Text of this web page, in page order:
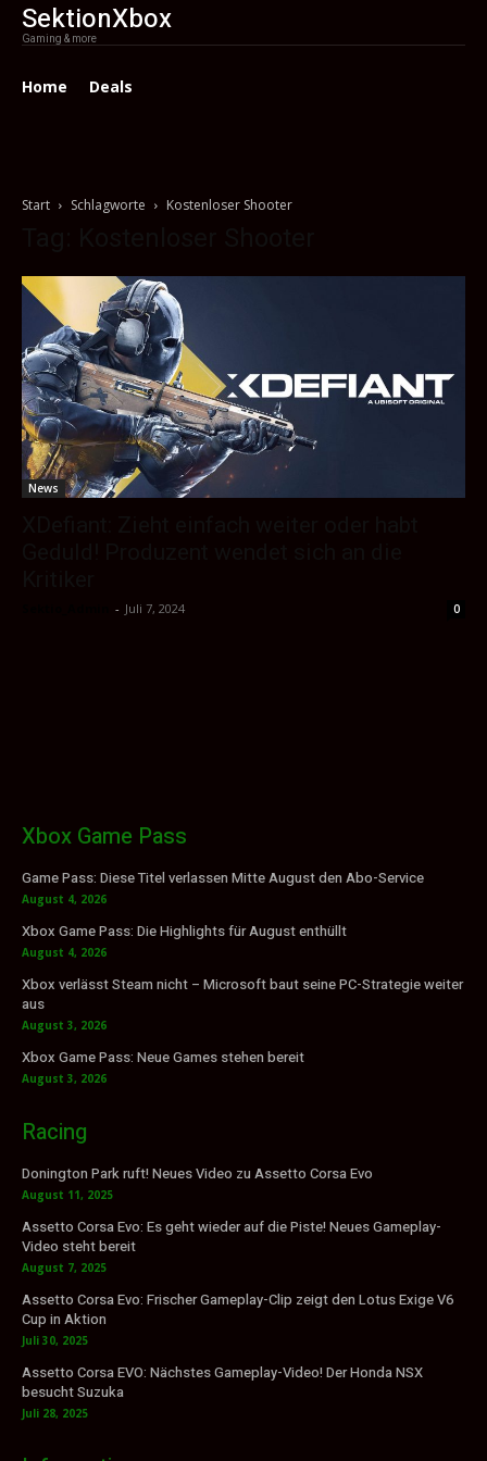
SektionXbox
Gaming & more
Home Deals
Start Schlagworte Kostenloser Shooter
News
- Juli 7, 2024 0
Xbox Game Pass
Game Pass: Diese Titel verlassen Mitte August den Abo-Service
August 4, 2026
Xbox Game Pass: Die Highlights für August enthüllt
August 4, 2026
Xbox verlässt Steam nicht – Microsoft baut seine PC-Strategie weiter
aus
August 3, 2026
Xbox Game Pass: Neue Games stehen bereit
August 3, 2026
Racing
Donington Park ruft! Neues Video zu Assetto Corsa Evo
August 11, 2025
Assetto Corsa Evo: Es geht wieder auf die Piste! Neues Gameplay-
Video steht bereit
August 7, 2025
Assetto Corsa Evo: Frischer Gameplay-Clip zeigt den Lotus Exige V6
Cup in Aktion
Juli 30, 2025
Assetto Corsa EVO: Nächstes Gameplay-Video! Der Honda NSX
besucht Suzuka
Juli 28, 2025